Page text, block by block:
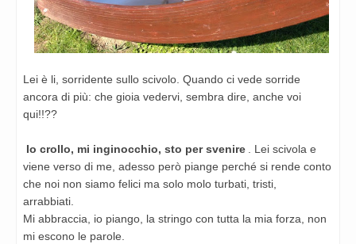
Lei è li, sorridente sullo scivolo. Quando ci vede sorride
ancora di più: che gioia vedervi, sembra dire, anche voi
qui!!??
Io crollo, mi inginocchio, sto per svenire
. Lei scivola e
viene verso di me, adesso però piange perché si rende conto
che noi non siamo felici ma solo molo turbati, tristi,
arrabbiati.
Mi abbraccia, io piango, la stringo con tutta la mia forza, non
mi escono le parole.